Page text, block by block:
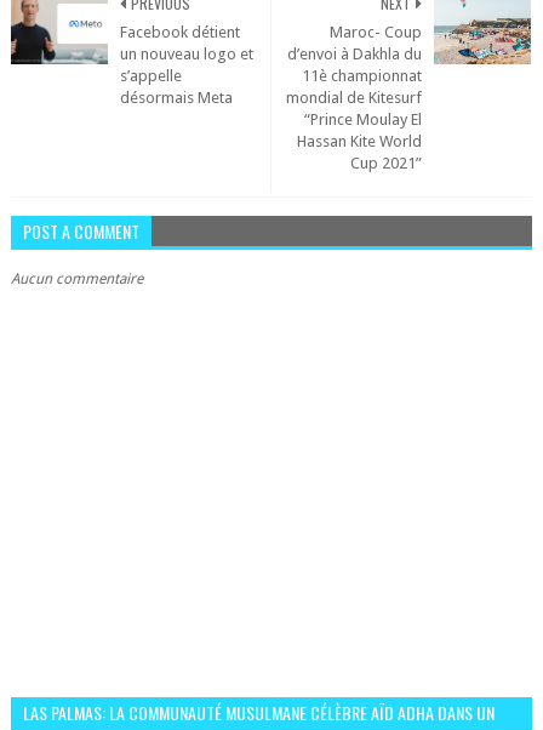
Maroc- Coup
d’envoi à Dakhla du
11è championnat
mondial de Kitesurf
“Prince Moulay El
Hassan Kite World
Cup 2021”
Facebook détient
un nouveau logo et
s’appelle
désormais Meta
POST A COMMENT
Aucun commentaire
LAS PALMAS: LA COMMUNAUTÉ MUSULMANE CÉLÈBRE AÏD ADHA DANS UN